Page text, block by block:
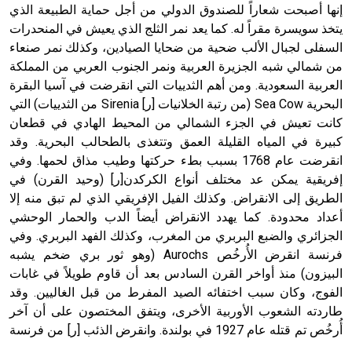
إنها أصبحت شعاراً للصندوق الدولي من أجل حماية الطبيعة الذي
يتخذ سويسرة مقراً له. كما يعد نمر الثلج الذي يعيش في المنحدرات
السفلى لجبال الألب ضحية من ضحايا الصيادين، وكذلك نمر صنعاء
من شمالي شبه الجزيرة العربية ونمر الجنوب العربي من المملكة
العربية السعودية. ومن أهم الثدييات التي انقرضت في آسيا البقرة
البحرية Sea Cow (من رتبة الخلانيات [ر] Sirenia من الثدييات) التي
كانت تعيش في الجزء الشمالي من المحيط الهادي في قطعان
كبيرة في المياه القليلة العمق وتتغذى بالطحالب البحرية. وقد
انقرضت عام 1768 بسبب بطء حركتها وطيب مذاق لحمها. وفي
إفريقية يمكن عد مختلف أنواع الكركدن[ر] (وحيد القرن) في
الطريق إلى الانقراض. وكذلك الفيل الإفريقي الذي لم تبق منه إلا
أعداد محدودة. كما يهدد الانقراض أيضاً الدب والحمار الوحشي
الجزائري والضبع البربري من المغرب، وكذلك الفهد البربري. وفي
فرنسة انقرض الأُرخُص Aurochs (وهو ثور بري ضخم يشبه
البيزون) منذ أواخر القرن السادس بعد أن قاوم طويلاً في غابات
الفوج، وكان سبب اختفائه الصيد المفرط من قبل الغاليين. وقد
طاردته الشعوب الأوربية الأخرى، ويتفق المختصون على أن آخر
أُرخُص تم قتله عام 1927 في بولندة. وانقرض الذئب [ر] من فرنسة